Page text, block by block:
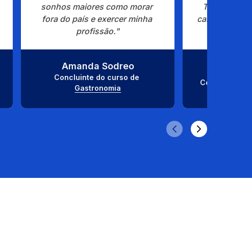
sonhos maiores como morar
fora do país e exercer minha
profissão."
Amanda Sodreo
Gastronomia
Tenho
campus pois
Concluinte